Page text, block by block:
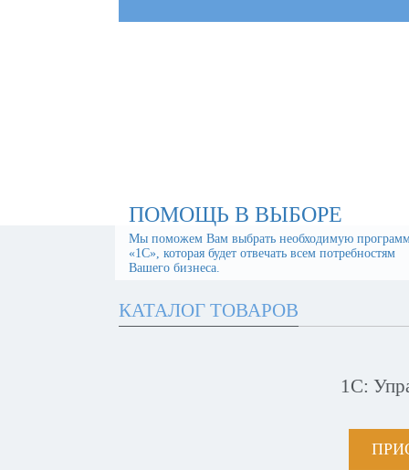
ПОМОЩЬ В ВЫБОРЕ
Мы поможем Вам выбрать необходимую
«1С», которая будет отвечать всем потребностям
Вашего бизнеса.
КАТАЛОГ ТОВАРОВ
1С: